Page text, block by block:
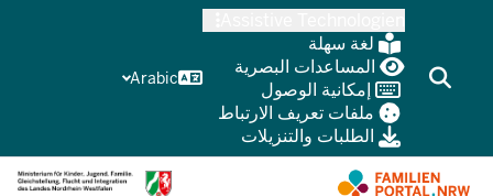
content
لغة سهلة
المساعدات البصرية
إمكانية الوصول
ملفات تعريف الارتباط
الطلبات والتنزيلات
Arabic